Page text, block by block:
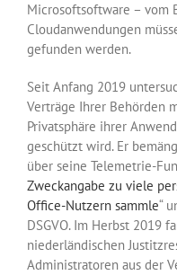
Microsoftsoftware – vom
Cloudanwendungen
gefunden werden.
Seit Anfang 2019
Verträge Ihrer Behörden
Privatsphäre ihrer
geschützt wird. Er
über seine Telemetrie-
Zweckangabe zu viele
Office-Nutzern sammle“
DSGVO. Im Herbst 2019
niederländischen
Administratoren aus der